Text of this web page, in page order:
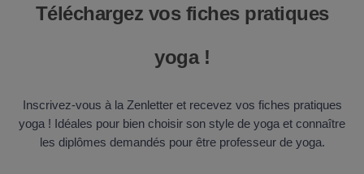
Téléchargez vos fiches pratiques
yoga !
Inscrivez-vous à la Zenletter et recevez vos fiches pratiques
yoga ! Idéales pour bien choisir son style de yoga et connaître
les diplômes demandés pour être professeur de yoga.